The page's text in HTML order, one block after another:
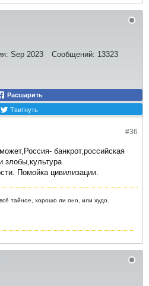
Sep 2023 Сообщений: 13323
Расшарить
Твитнуть
#36
банкрот,российская
злобы,культура
Помойка цивилизации.
тайное, хорошо ли оно, или худо.